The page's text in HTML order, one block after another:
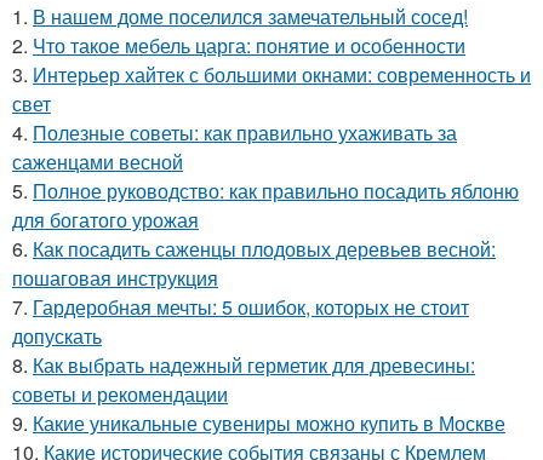
1. В нашем доме поселился замечательный сосед!
2. Что такое мебель царга: понятие и особенности
3. Интерьер хайтек с большими окнами: современность и
свет
4. Полезные советы: как правильно ухаживать за
саженцами весной
5. Полное руководство: как правильно посадить яблоню
для богатого урожая
6. Как посадить саженцы плодовых деревьев весной:
пошаговая инструкция
7. Гардеробная мечты: 5 ошибок, которых не стоит
допускать
8. Как выбрать надежный герметик для древесины:
советы и рекомендации
9. Какие уникальные сувениры можно купить в Москве
10. Какие исторические события связаны с Кремлем